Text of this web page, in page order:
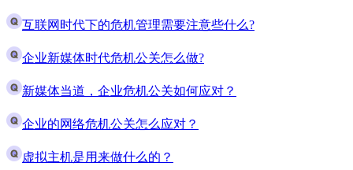
互联网时代下的危机管理需要注意些什么?
企业新媒体时代危机公关怎么做?
新媒体当道，企业危机公关如何应对？
企业的网络危机公关怎么应对？
虚拟主机是用来做什么的？